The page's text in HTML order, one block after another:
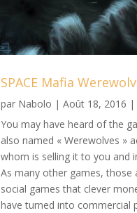
SPACE Mafia
par Nabolo |Août 18, 2016 |
You may have heard of the
also named « Werewolves »
whom is selling it to you and
As many other games, those
social games that clever
have turned into commercial